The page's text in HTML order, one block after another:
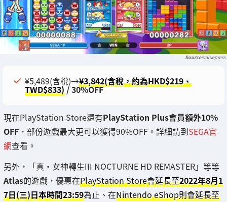
valuepress
¥5,489(含稅)→¥3,842(含稅，約為HKD$219、
TWD$833)/ 30%OFF
現在PlayStation Store還有PlayStation Plus會員額外10%
OFF ，部份遊戲最大更可以獲得90%OFF。詳細請到SEGA官
網查看。
另外，「真・女神轉生III NOCTURNE HD REMASTER」等等
Atlas的遊戲，優惠在PlayStation Store會延長至2022年8月1
7日(三)日本時間23:59為止、在Nintendo eShop則會延長至